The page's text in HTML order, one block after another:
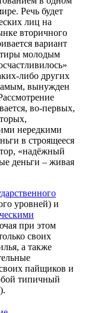
Речь будет
лиц на
вторичного
вариант
молодым
либо других
вынужден
во-первых,
нередкими
в строящееся
«надёжный
деньги – живая
уровней) и
при этом
своих
а также
пайщиков и
типичный